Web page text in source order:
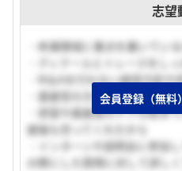
志望
・疼痛領域に重点を置いている
・ディテールとトレースをし
・M＆Aを行わない経営方針や
・面接官の方がとても学生を
・控室や面接室のドアの前ま
接後も労ってくれたから
・インターンや説明会に参加
の際にした質問に対して詳し
会員登録（無料